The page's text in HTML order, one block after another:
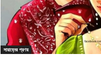
সায়াহ্নের প্রণয়